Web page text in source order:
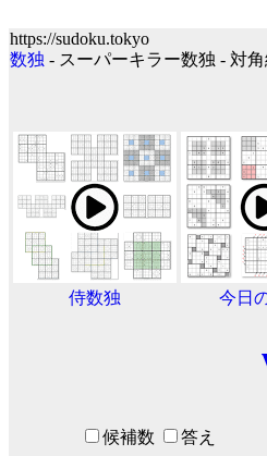
https://sudoku.tokyo
数独 - スーパーキラー数独 - 対
侍数独 今日
候補数 答え